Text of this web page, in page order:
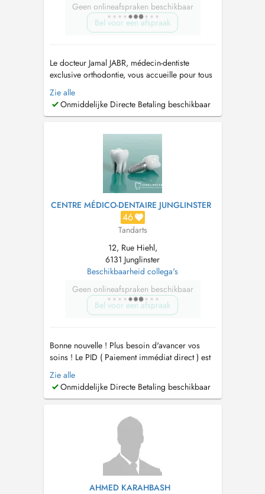
Geen onlineafspraken beschikbaar
Bel voor een afspraak
Le docteur Jamal JABR, médecin-dentiste
exclusive orthodontie, vous accueille pour tous
vos besoins en soins orthodontiques pour les
enfants et les adultes. Il propose des traitements
avec plusieurs sortes d'appareillages, dont les
pour les trouble...
Zie alle
Onmiddelijke Directe Betaling beschikbaar
CENTRE MÉDICO-DENTAIRE JUNGLINSTER
46
Tandarts
12, Rue Hiehl,
6131 Junglinster
Beschikbaarheid collega's
Geen onlineafspraken beschikbaar
Bel voor een afspraak
Bonne nouvelle ! Plus besoin d'avancer vos
soins ! Le PID ( Paiement immédiat direct ) est
maintenant disponible chez nous ! Vous
payerez seulement 10 à 15 % de vos soins.
Notre Centre Dentaire vous accueille du lundi
17h30 avec ou sans rendez-vous. ...
Zie alle
Onmiddelijke Directe Betaling beschikbaar
AHMED KARAHBASH